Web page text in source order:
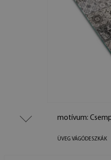
motívum:
ÜVEG VÁGÓDESZKÁK